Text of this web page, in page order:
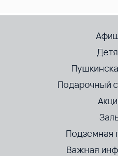
Подарочный
Подземная
Важная